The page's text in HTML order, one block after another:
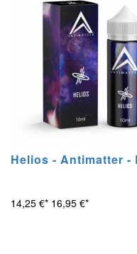
Helios - Antimatter -
14,25 €* 16,95 €*